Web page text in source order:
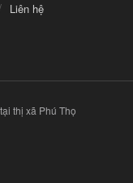
Liên hệ
thị xã Phú Thọ